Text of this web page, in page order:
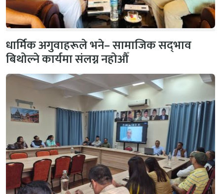
धार्मिक अगुवाहरूले भने– सामाजिक सद्‌भाव
बिथोल्ने कार्यमा संलग्न नहोऔँ